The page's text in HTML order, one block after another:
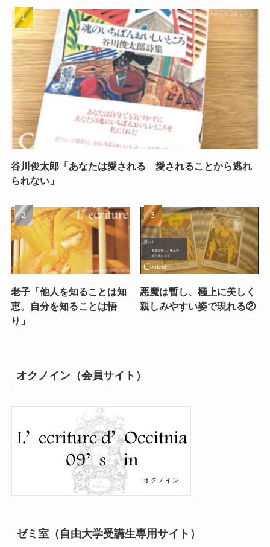
谷川俊太郎「あなたは愛される 愛されることから逃れ
られない」
老子「他人を知ることは知
恵。自分を知ることは悟
り」
悪魔は暫し、極上に美しく
親しみやすい姿で現れる②
オクノイン（会員サイト）
ゼミ室（自由大学受講生専用サイト）